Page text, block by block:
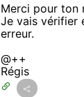
Merci pour ton
Je vais vérifier
erreur.
@++
Régis